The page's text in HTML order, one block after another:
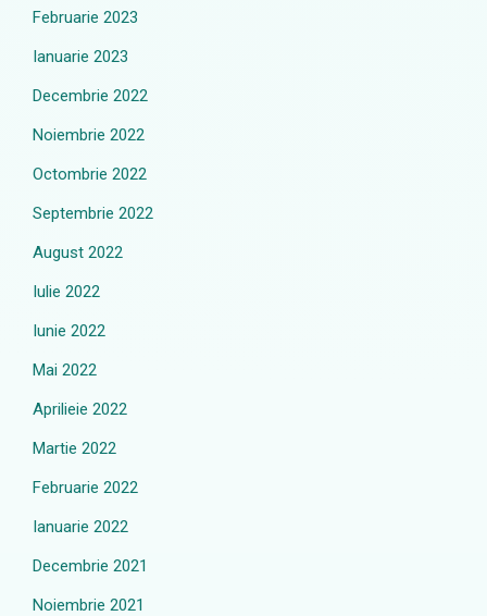
Februarie 2023
Ianuarie 2023
Decembrie 2022
Noiembrie 2022
Octombrie 2022
Septembrie 2022
August 2022
Iulie 2022
Iunie 2022
Mai 2022
Aprilieie 2022
Martie 2022
Februarie 2022
Ianuarie 2022
Decembrie 2021
Noiembrie 2021